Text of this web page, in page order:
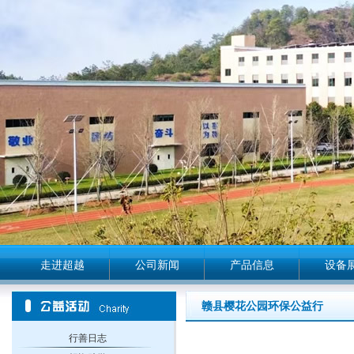
走进超越 公司新闻 产品信息 设备
行善日志
赣县樱花公园环保公益行